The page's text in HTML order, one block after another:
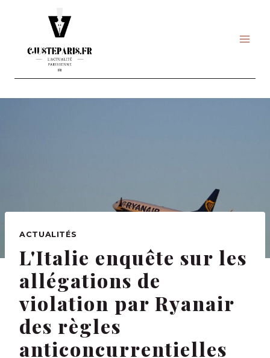
ACTUALITÉS
L'Italie enquête sur les
allégations de
violation par Ryanair
des règles
anticoncurrentielles